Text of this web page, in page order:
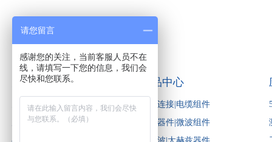
关于启道
关于启道
启道投资
产品中心
电缆连接|电缆组件
微波器件|微波组件
请您留言
感谢您的关注，当前客服人员不在
线，请填写一下您的信息，我们会
尽快和您联系。